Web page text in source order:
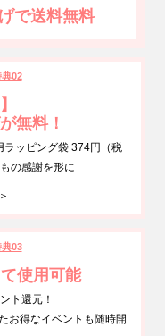
で送料無料
02
無料！
ラッピング袋 374円（税
の感謝を形に
03
使用可能
ト還元！
お得なイベントも随時開